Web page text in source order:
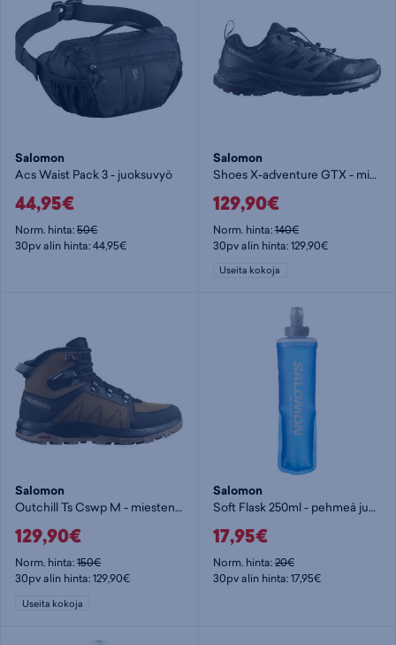
Salomon
Acs Waist Pack 3 - juoksuvyö
44,95€
Norm. hinta:50€
30pv alin hinta: 44,95€
Salomon
Shoes X-adventure GTX - miesten maastojuoksukengät
129,90€
Norm. hinta:140€
30pv alin hinta: 129,90€
Useita kokoja
Salomon
Outchill Ts Cswp M - miesten talvivarsikengät
129,90€
Norm. hinta:150€
30pv alin hinta: 129,90€
Useita kokoja
Salomon
Soft Flask 250ml - pehmeä juomapullo
17,95€
Norm. hinta:20€
30pv alin hinta: 17,95€